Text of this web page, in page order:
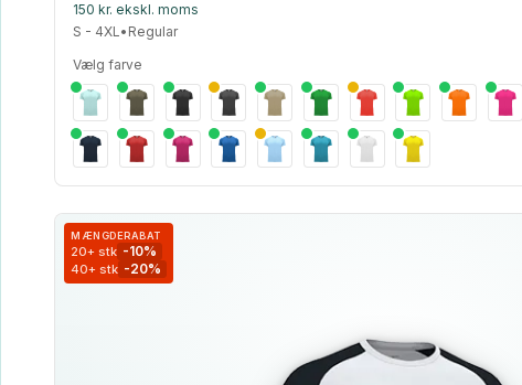
150 kr. ekskl. moms
S - 4XL• Regular
Vælg farve
MÆNGDERABAT
20+ stk -10%
40+ stk -20%